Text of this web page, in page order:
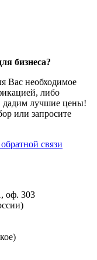
бизнеса?
Вас необходимое
либо
дадим лучшие цены!
или запросите
связи
оф. 303